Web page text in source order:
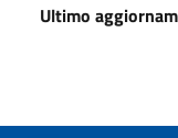
Ultimo